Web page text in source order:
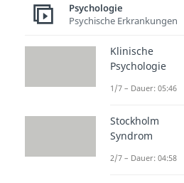
Eisbergmodell
Sender
5 Axiome
4 Ohren
Die
wir dir jetzt
Psychologie
Psychische Erkrankungen
Klinische
Psychologie
1/7 – Dauer: 05:46
Stockholm
Syndrom
2/7 – Dauer: 04:58